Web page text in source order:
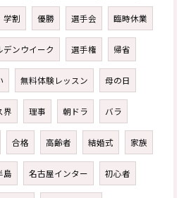
学割 優勝 選手会 臨時休業
デンウイーク 選手権 帰省
無料体験レッスン 母の日
界 理事 朝ドラ バラ
合格 高齢者 結婚式 家族
島 名古屋インター 初心者